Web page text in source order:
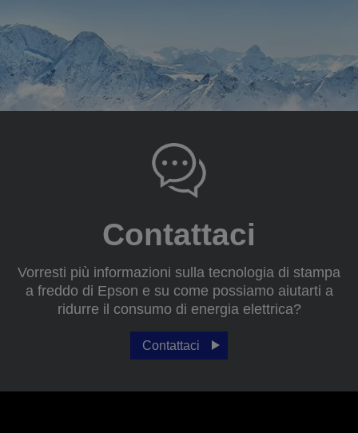
Contattaci
Vorresti più informazioni sulla tecnologia di stampa
a freddo di Epson e su come possiamo aiutarti a
ridurre il consumo di energia elettrica?
Contattaci